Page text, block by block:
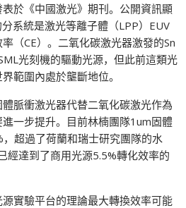
於《中國激光》期刊。公開資訊顯
系統是激光等離子體（LPP）EUV
（CE）。二氧化碳激光器激發的Sn
光刻機的驅動光源，但此前這類光
範圍內處於壟斷地位。
脈衝激光器代替二氧化碳激光作為
一步提升。目前林楠團隊1um固體
超過了荷蘭和瑞士研究團隊的水
經達到了商用光源5.5%轉化效率的
實驗平台的理論最大轉換效率可能